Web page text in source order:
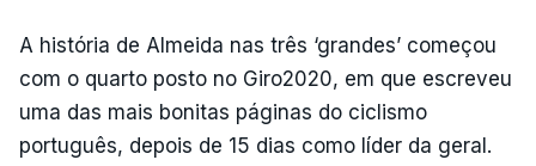
A história de Almeida nas três ‘grandes’ começou
com o quarto posto no Giro2020, em que escreveu
uma das mais bonitas páginas do ciclismo
português, depois de 15 dias como líder da geral.